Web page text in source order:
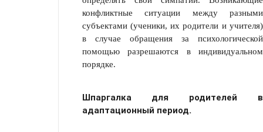
конфликтные ситуации между разными
субъектами (ученики, их родители и учителя)
в случае обращения за психологической
помощью разрешаются в индивидуальном
порядке.
Шпаргалка для родителей в
адаптационный период.